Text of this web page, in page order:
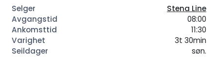
Stena Line
08:00
11:30
3t 30min
søn.